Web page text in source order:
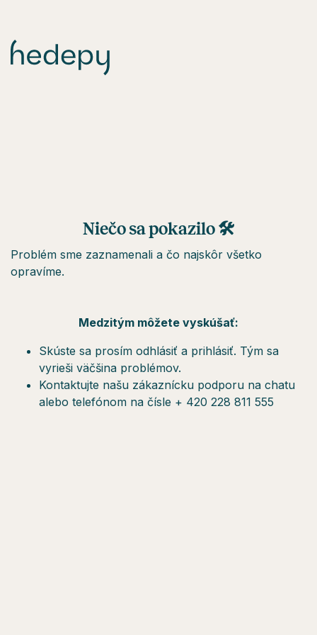
Niečo sa pokazilo 🛠
Problém sme zaznamenali a čo najskôr všetko
opravíme.
Medzitým môžete vyskúšať:
Skúste sa prosím odhlásiť a prihlásiť. Tým sa
vyrieši väčšina problémov.
Kontaktujte našu zákaznícku podporu na chatu
alebo telefónom na čísle + 420 228 811 555